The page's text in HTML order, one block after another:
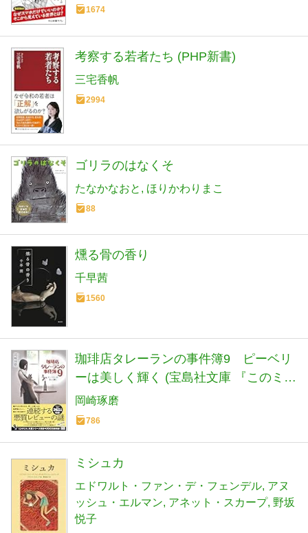
1674
考察する若者たち (PHP新書)
三宅香帆
2994
ゴリラのはなくそ
たなかなおと ほりかわりまこ
88
燻る骨の香り
千早茜
1560
珈琲店タレーランの事件簿9 ピーベリ
ーは美しく輝く (宝島社文庫 『このミ
ス』大賞シリーズ)
岡崎琢磨
786
ミシュカ
エドワルト・ファン・デ・フェンデル アヌ
ッシュ・エルマン アネット・スカープ 野坂
悦子